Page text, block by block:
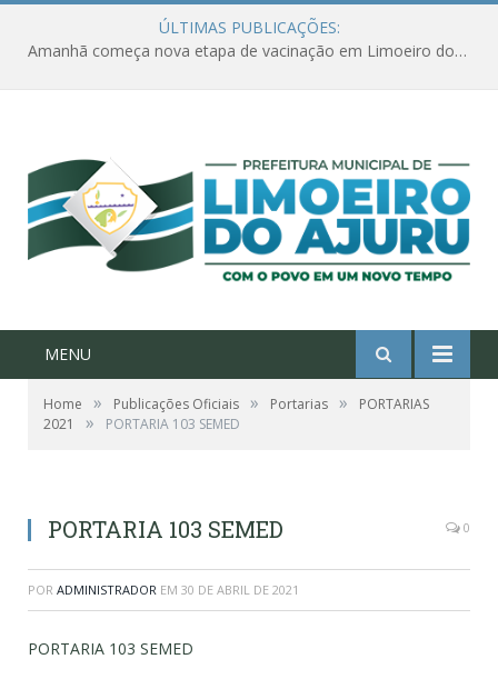
ÚLTIMAS PUBLICAÇÕES:
Amanhã começa nova etapa de vacinação em Limoeiro do Ajuru para idosos com 65 ou mais
MENU
Home » Publicações Oficiais » Portarias »
PORTARIAS
2021
» PORTARIA 103 SEMED
PORTARIA 103 SEMED 0
POR ADMINISTRADOR EM 30 DE ABRIL DE 2021
PORTARIA 103 SEMED